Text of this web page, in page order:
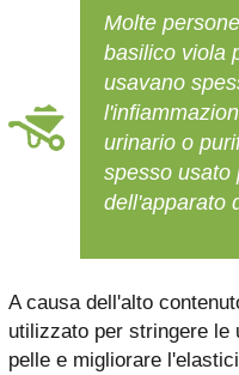
Molte
basilico viola
usavano
urinario o
spesso usato
dell'apparato
A causa dell'alto
utilizzato per stringere le
pelle e migliorare